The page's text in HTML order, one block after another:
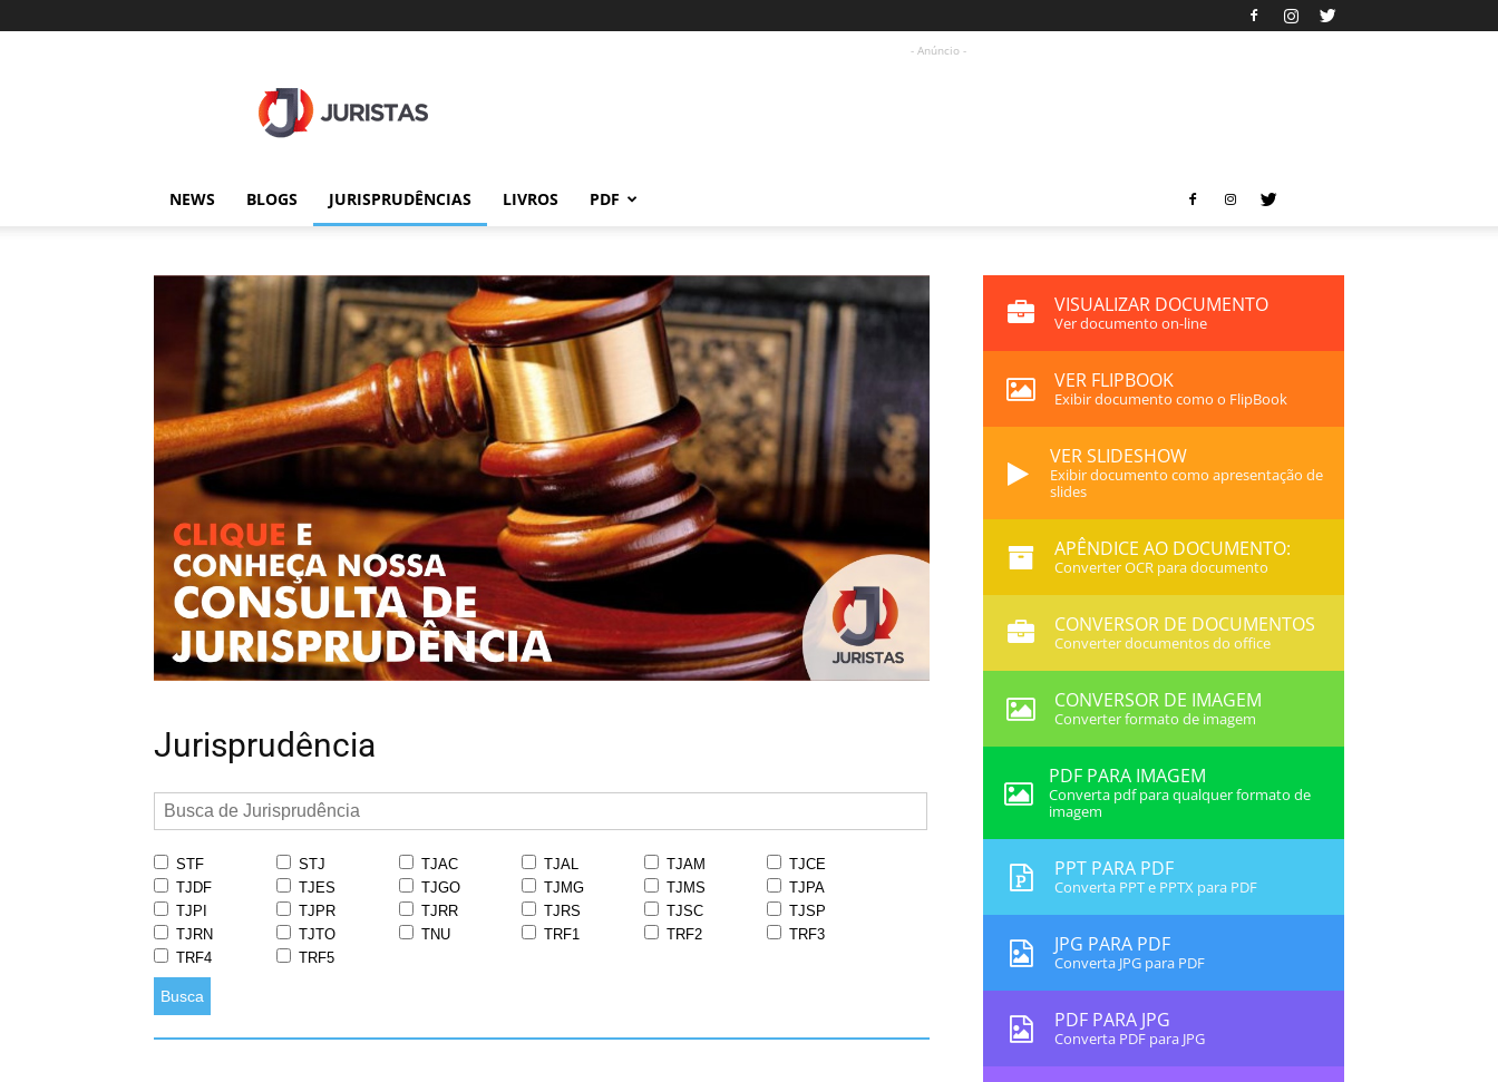
- Anúncio -
NEWS BLOGS JURISPRUDÊNCIAS LIVROS PDF
Jurisprudência
STF STJ TJAC TJAL TJAM
TJCE
TJDF
TJES TJGO TJMG TJMS
TJPA
TJPI
TJPR TJRR TJRS TJSC
TJSP
TJRN
TJTO TNU TRF1 TRF2
TRF3
TRF4
TRF5
Busca
VISUALIZAR DOCUMENTO
Ver documento on-line
VER FLIPBOOK
Exibir documento como o FlipBook
VER SLIDESHOW
Exibir documento como apresentação de
slides
APÊNDICE AO DOCUMENTO:
Converter OCR para documento
CONVERSOR DE DOCUMENTOS
Converter documentos do office
CONVERSOR DE IMAGEM
Converter formato de imagem
PDF PARA IMAGEM
Converta pdf para qualquer formato de
imagem
PPT PARA PDF
Converta PPT e PPTX para PDF
JPG PARA PDF
Converta JPG para PDF
PDF PARA JPG
Converta PDF para JPG